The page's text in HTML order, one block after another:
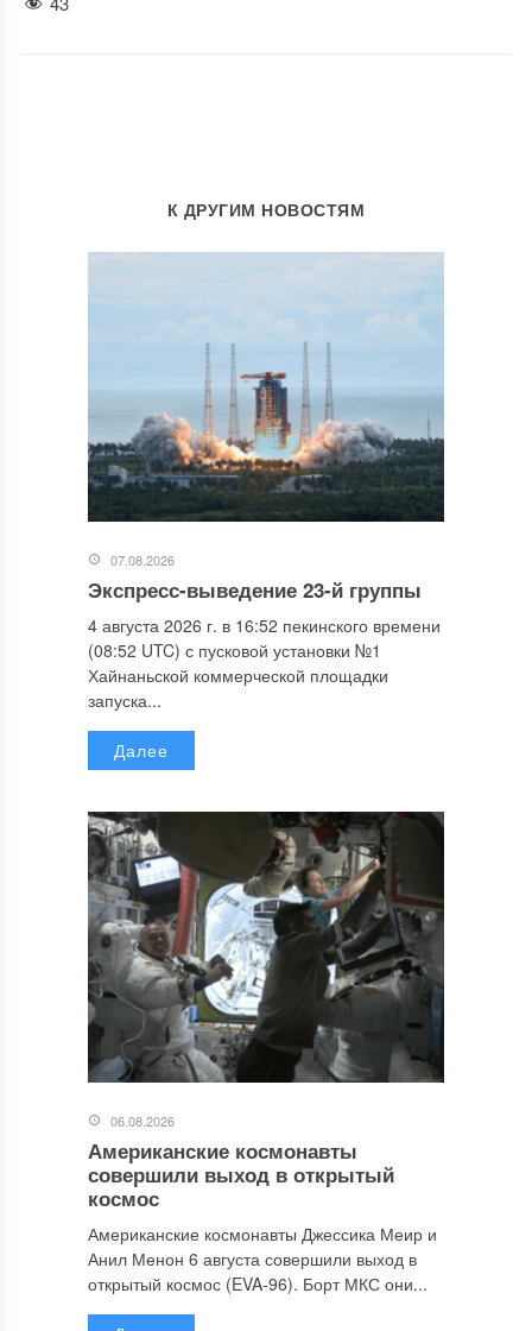
К ДРУГИМ НОВОСТЯМ
07.08.2026
Экспресс-выведение 23-й группы
4 августа 2026 г. в 16:52 пекинского времени
(08:52 UTC) с пусковой установки №1
Хайнаньской коммерческой площадки
запуска...
Далее
06.08.2026
Американские космонавты
совершили выход в открытый
космос
Американские космонавты Джессика Меир и
Анил Менон 6 августа совершили выход в
открытый космос (EVA-96). Борт МКС они...